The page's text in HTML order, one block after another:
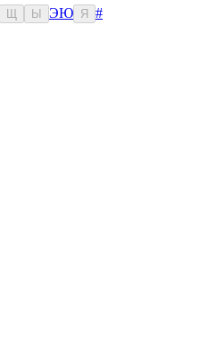
Ы ЭЮ Я
#